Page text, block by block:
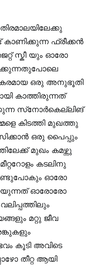
കാണിക്കുന്ന ഫ്രീക്കൻ
സ്കീ യും ഓരോ
ഒരു അനുഭൂതി
കാത്തിരുന്നത്
സ്‌നോർകെല്ലിങ്
കിടത്തി മുഖത്തു
ഒരു പൈപ്പും
മുഖം കമഴ്ന്നു
കടലിനു
ഓരോ
ഓരോരോ
മറ്റു ജീവ
കൂടി അവിടെ
തീറ്റ ആയി